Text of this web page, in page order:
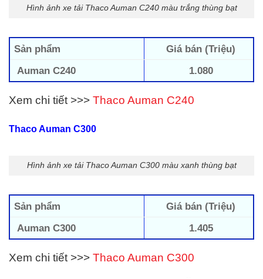
Hình ảnh xe tải Thaco Auman C240 màu trắng thùng bạt
Sản phẩm
Giá bán (Triệu)
Auman C240
1.080
Xem chi tiết >>> Thaco Auman C240
Thaco Auman C300
Hình ảnh xe tải Thaco Auman C300 màu xanh thùng bạt
Sản phẩm
Giá bán (Triệu)
Auman C300
1.405
Xem chi tiết >>> Thaco Auman C300